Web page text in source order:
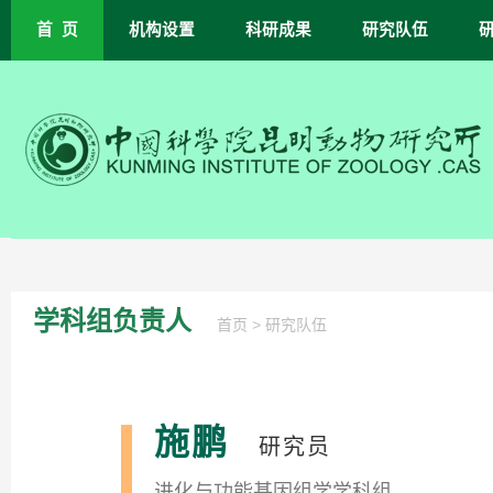
首 页 机构设置 科研成果 研究队伍
学科组负责人 首页 > 研究队伍
施鹏 研究员